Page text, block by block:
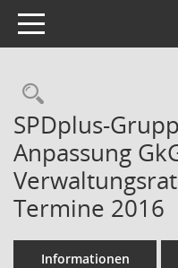
Toggle navigation
SPDplus-
Anpassung
Termine 2016
Informationen